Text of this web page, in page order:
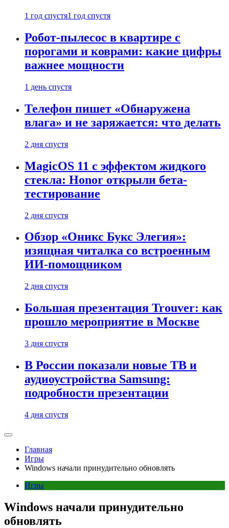
1 год спустя1 год спустя
Робот-пылесос в квартире с
порогами и коврами: какие цифры
важнее мощности
1 день спустя
Телефон пишет «Обнаружена
влага» и не заряжается: что делать
2 дня спустя
MagicOS 11 с эффектом жидкого
стекла: Honor открыли бета-
тестирование
2 дня спустя
Обзор «Оникс Букс Элегия»:
изящная читалка со встроенным
ИИ-помощником
2 дня спустя
Большая презентация Trouver: как
прошло мероприятие в Москве
3 дня спустя
В России показали новые ТВ и
аудиоустройства Samsung:
подробности презентации
4 дня спустя
Главная
Игры
Windows начали принудительно обновлять
Игры
Windows начали принудительно
обновлять